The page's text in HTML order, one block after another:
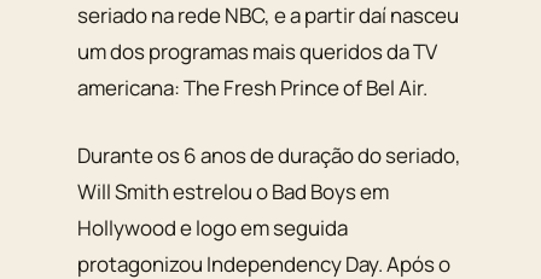
seriado na rede NBC, e a partir daí nasceu
um dos programas mais queridos da TV
americana: The Fresh Prince of Bel Air.
Durante os 6 anos de duração do seriado,
Will Smith estrelou o Bad Boys em
Hollywood e logo em seguida
protagonizou Independency Day. Após o